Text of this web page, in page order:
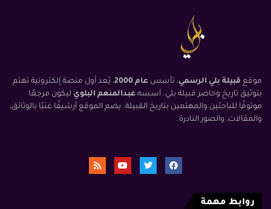
موقع قبيلة بلي الرسمي، تأسس عام 2000
، يُعد أول منصة إلكترونية تهتم
بتوثيق تاريخ وحاضر قبيلة بلي. أسسه عبدالمنعم البلوي ليكون مرجعًا
موثوقًا للباحثين والمهتمين بتاريخ القبيلة. يضم الموقع أرشيفًا غنيًا بالوثائق،
والمقالات، والصور النادرة.
روابط مهمة